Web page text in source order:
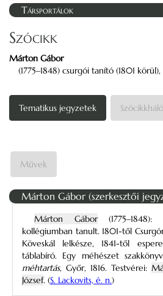
Társportálok
Szócikk
Márton Gábor
(1775‒1848) csurgói tanító (1801
Tematikus jegyzetek Szócikkháló
Művek
Márton Gábor (szerkesztői
Márton Gábor
kollégiumban tanult. 1801-től
Köveskál lelkésze, 1841-től
táblabíró. Egy méhészet
méhtartás, Győr, 1816. Testvérei:
József. (S. Lackovits, é. n.)